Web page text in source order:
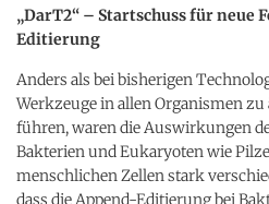
„DarT2“ – Startschuss für neue
Editierung
Anders als bei bisherigen
Werkzeuge in allen Organismen
führen, waren die Auswirkungen
Bakterien und Eukaryoten wie
menschlichen Zellen stark
dass die Append-Editierung bei